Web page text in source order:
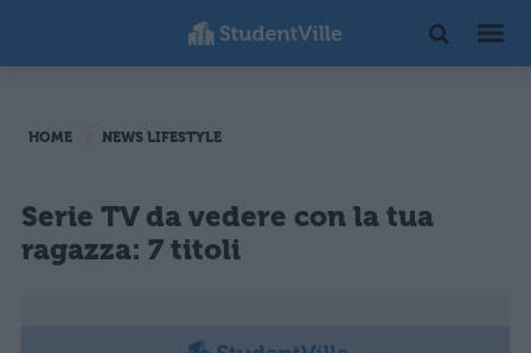
HOME NEWS LIFESTYLE
Serie TV da vedere con la tua
ragazza: 7 titoli